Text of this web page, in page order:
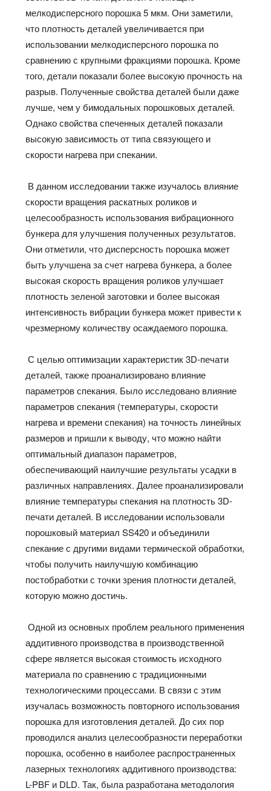
мелкодисперсного порошка 5 мкм. Они заметили,
что плотность деталей увеличивается при
использовании мелкодисперсного порошка по
сравнению с крупными фракциями порошка. Кроме
того, детали показали более высокую прочность на
разрыв. Полученные свойства деталей были даже
лучше, чем у бимодальных порошковых деталей.
Однако свойства спеченных деталей показали
высокую зависимость от типа связующего и
скорости нагрева при спекании.
В данном исследовании также изучалось влияние
скорости вращения раскатных роликов и
целесообразность использования вибрационного
бункера для улучшения полученных результатов.
Они отметили, что дисперсность порошка может
быть улучшена за счет нагрева бункера, а более
высокая скорость вращения роликов улучшает
плотность зеленой заготовки и более высокая
интенсивность вибрации бункера может привести к
чрезмерному количеству осаждаемого порошка.
С целью оптимизации характеристик 3D-печати
деталей, также проанализировано влияние
параметров спекания. Было исследовано влияние
параметров спекания (температуры, скорости
нагрева и времени спекания) на точность линейных
размеров и пришли к выводу, что можно найти
оптимальный диапазон параметров,
обеспечивающий наилучшие результаты усадки в
различных направлениях. Далее проанализировали
влияние температуры спекания на плотность 3D-
печати деталей. В исследовании использовали
порошковый материал SS420 и объединили
спекание с другими видами термической обработки,
чтобы получить наилучшую комбинацию
постобработки с точки зрения плотности деталей,
которую можно достичь.
Одной из основных проблем реального применения
аддитивного производства в производственной
сфере является высокая стоимость исходного
материала по сравнению с традиционными
технологическими процессами. В связи с этим
изучалась возможность повторного использования
порошка для изготовления деталей. До сих пор
проводился анализ целесообразности переработки
порошка, особенно в наиболее распространенных
лазерных технологиях аддитивного производства:
L-PBF и DLD. Так, была разработана методология